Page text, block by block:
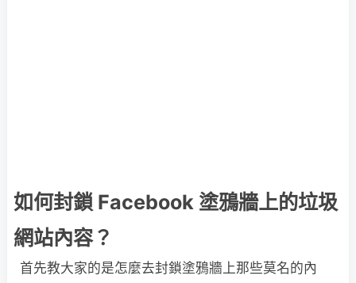
如何封鎖 Facebook 塗鴉牆上的垃圾
網站內容？
首先教大家的是怎麼去封鎖塗鴉牆上那些莫名的內